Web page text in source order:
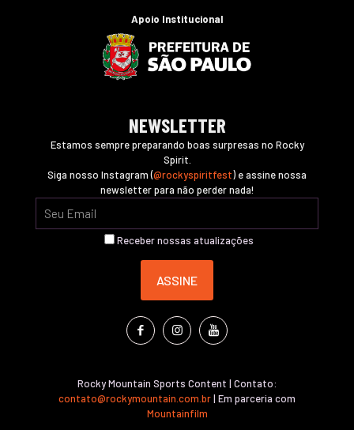
Apoio Institucional
NEWSLETTER
Estamos sempre preparando boas surpresas no Rocky
Spirit.
Siga nosso Instagram (@rockyspiritfest) e assine nossa
newsletter para não perder nada!
Receber nossas atualizações
Rocky Mountain Sports Content | Contato:
contato@rockymountain.com.br| Em parceria com
Mountainfilm